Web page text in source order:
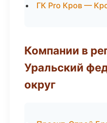
ГК Pro Кров —
Компании в
Уральский
округ